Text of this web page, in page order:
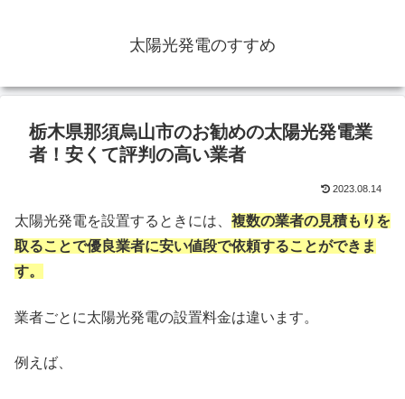
太陽光発電のすすめ
栃木県那須烏山市のお勧めの太陽光発電業
者！安くて評判の高い業者
2023.08.14
太陽光発電を設置するときには、 複数の業者の見積もりを
取ることで優良業者に安い値段で依頼することができま
す。
業者ごとに太陽光発電の設置料金は違います。
例えば、